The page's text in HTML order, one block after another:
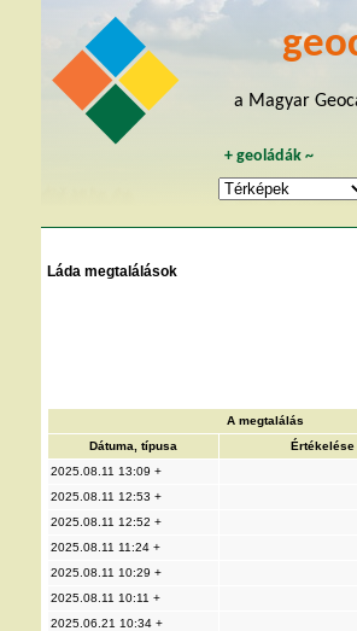
a Magyar
+geoládák ~
Láda megtalálások
A megtalálás
Dátuma, típusa
Értékelése
2025.08.11 13:09 +
2025.08.11 12:53 +
2025.08.11 12:52 +
2025.08.11 11:24 +
2025.08.11 10:29 +
2025.08.11 10:11 +
2025.06.21 10:34 +